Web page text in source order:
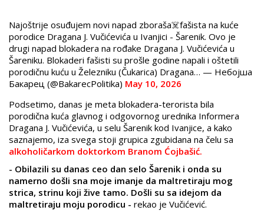
Najoštrije osuđujem novi napad zboraša☠️fašista na kuće
porodice Dragana J. Vučićevića u Ivanjici - Šarenik. Ovo je
drugi napad blokadera na rođake Dragana J. Vučićevića u
Šareniku. Blokaderi fašisti su prošle godine napali i oštetili
porodičnu kuću u Železniku (Čukarica) Dragana… — Небојша
Бакарец (@BakarecPolitika) May 10, 2026
Podsetimo, danas je meta blokadera-terorista bila
porodična kuća glavnog i odgovornog urednika Informera
Dragana J. Vučićevića, u selu Šarenik kod Ivanjice, a kako
saznajemo, iza svega stoji grupica zgubidana na čelu sa
alkoholičarkom doktorkom Branom Ćojbašić.
- Obilazili su danas ceo dan selo Šarenik i onda su
namerno došli sna moje imanje da maltretiraju mog
strica, strinu koji žive tamo. Došli su sa idejom da
maltretiraju moju porodicu - rekao je Vučićević.